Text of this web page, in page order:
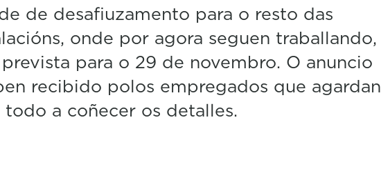
de desafiuzamento para o resto das
onde por agora seguen traballando,
para o 29 de novembro. O anuncio
recibido polos empregados que agardan
todo a coñecer os detalles.